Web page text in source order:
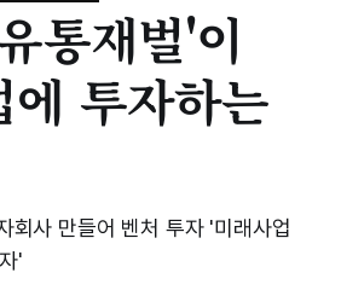
통재벌'이
에 투자하는
회사 만들어 벤처 투자 '미래사업
'